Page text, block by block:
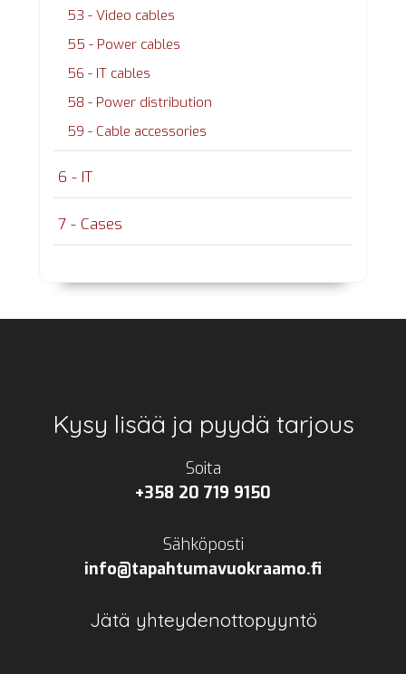
53 - Video cables
55 - Power cables
56 - IT cables
58 - Power distribution
59 - Cable accessories
6 - IT
7 - Cases
Footer
Kysy lisää ja pyydä tarjous
Soita
+358 20 719 9150
Sähköposti
info@tapahtumavuokraamo.fi
Jätä yhteydenottopyyntö